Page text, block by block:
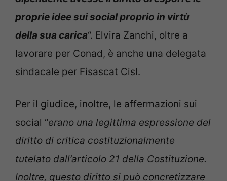
proprie idee sui social proprio in virtù
della sua carica“. Elvira Zanchi, oltre a
lavorare per Conad, è anche una delegata
sindacale per Fisascat Cisl.
Per il giudice, inoltre, le affermazioni sui
social “erano una legittima espressione del
diritto di critica costituzionalmente
tutelato dall’articolo 21 della Costituzione.
Inoltre, questo diritto si può concretizzare